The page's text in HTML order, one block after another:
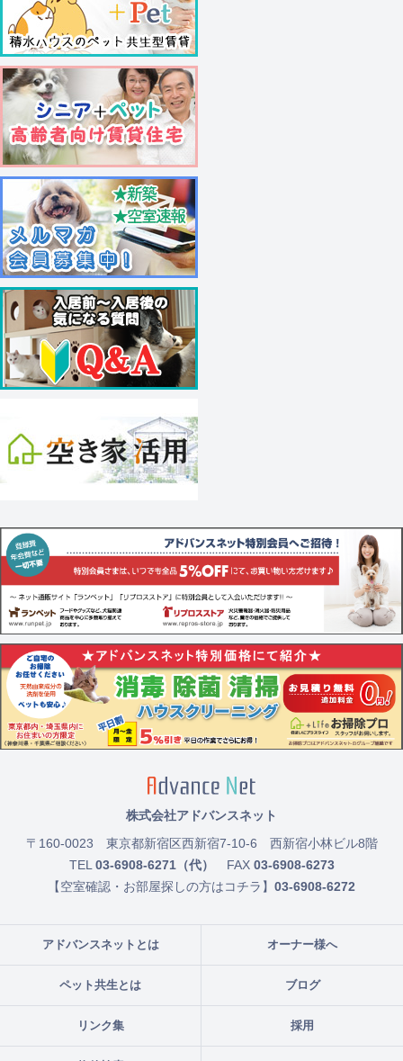
アドバンスネットとは オーナー様へ
ペット共生とは ブログ
リンク集 採用
株式会社アドバンスネット
〒160-0023 東京都新宿区西新宿7-10-6 西新宿小林ビル8階
TEL03-6908-6271（代） FAX 03-6908-6273
【空室確認・お部屋探しの方はコチラ】 03-6908-6272